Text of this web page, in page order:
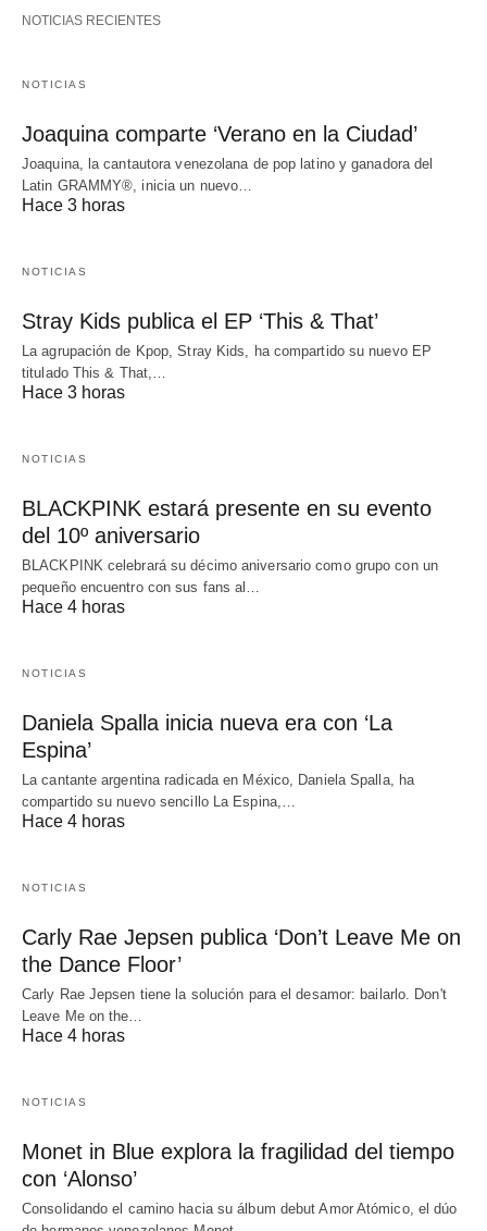
NOTICIAS RECIENTES
NOTICIAS
Joaquina comparte ‘Verano en la Ciudad’
Joaquina, la cantautora venezolana de pop latino y ganadora del
Latin GRAMMY®, inicia un nuevo…
Hace 3 horas
NOTICIAS
Stray Kids publica el EP ‘This & That’
La agrupación de Kpop, Stray Kids, ha compartido su nuevo EP
titulado This & That,…
Hace 3 horas
NOTICIAS
BLACKPINK estará presente en su evento
del 10º aniversario
BLACKPINK celebrará su décimo aniversario como grupo con un
pequeño encuentro con sus fans al…
Hace 4 horas
NOTICIAS
Daniela Spalla inicia nueva era con ‘La
Espina’
La cantante argentina radicada en México, Daniela Spalla, ha
compartido su nuevo sencillo La Espina,…
Hace 4 horas
NOTICIAS
Carly Rae Jepsen publica ‘Don’t Leave Me on
the Dance Floor’
Carly Rae Jepsen tiene la solución para el desamor: bailarlo. Don't
Leave Me on the…
Hace 4 horas
NOTICIAS
Monet in Blue explora la fragilidad del tiempo
con ‘Alonso’
Consolidando el camino hacia su álbum debut Amor Atómico, el dúo